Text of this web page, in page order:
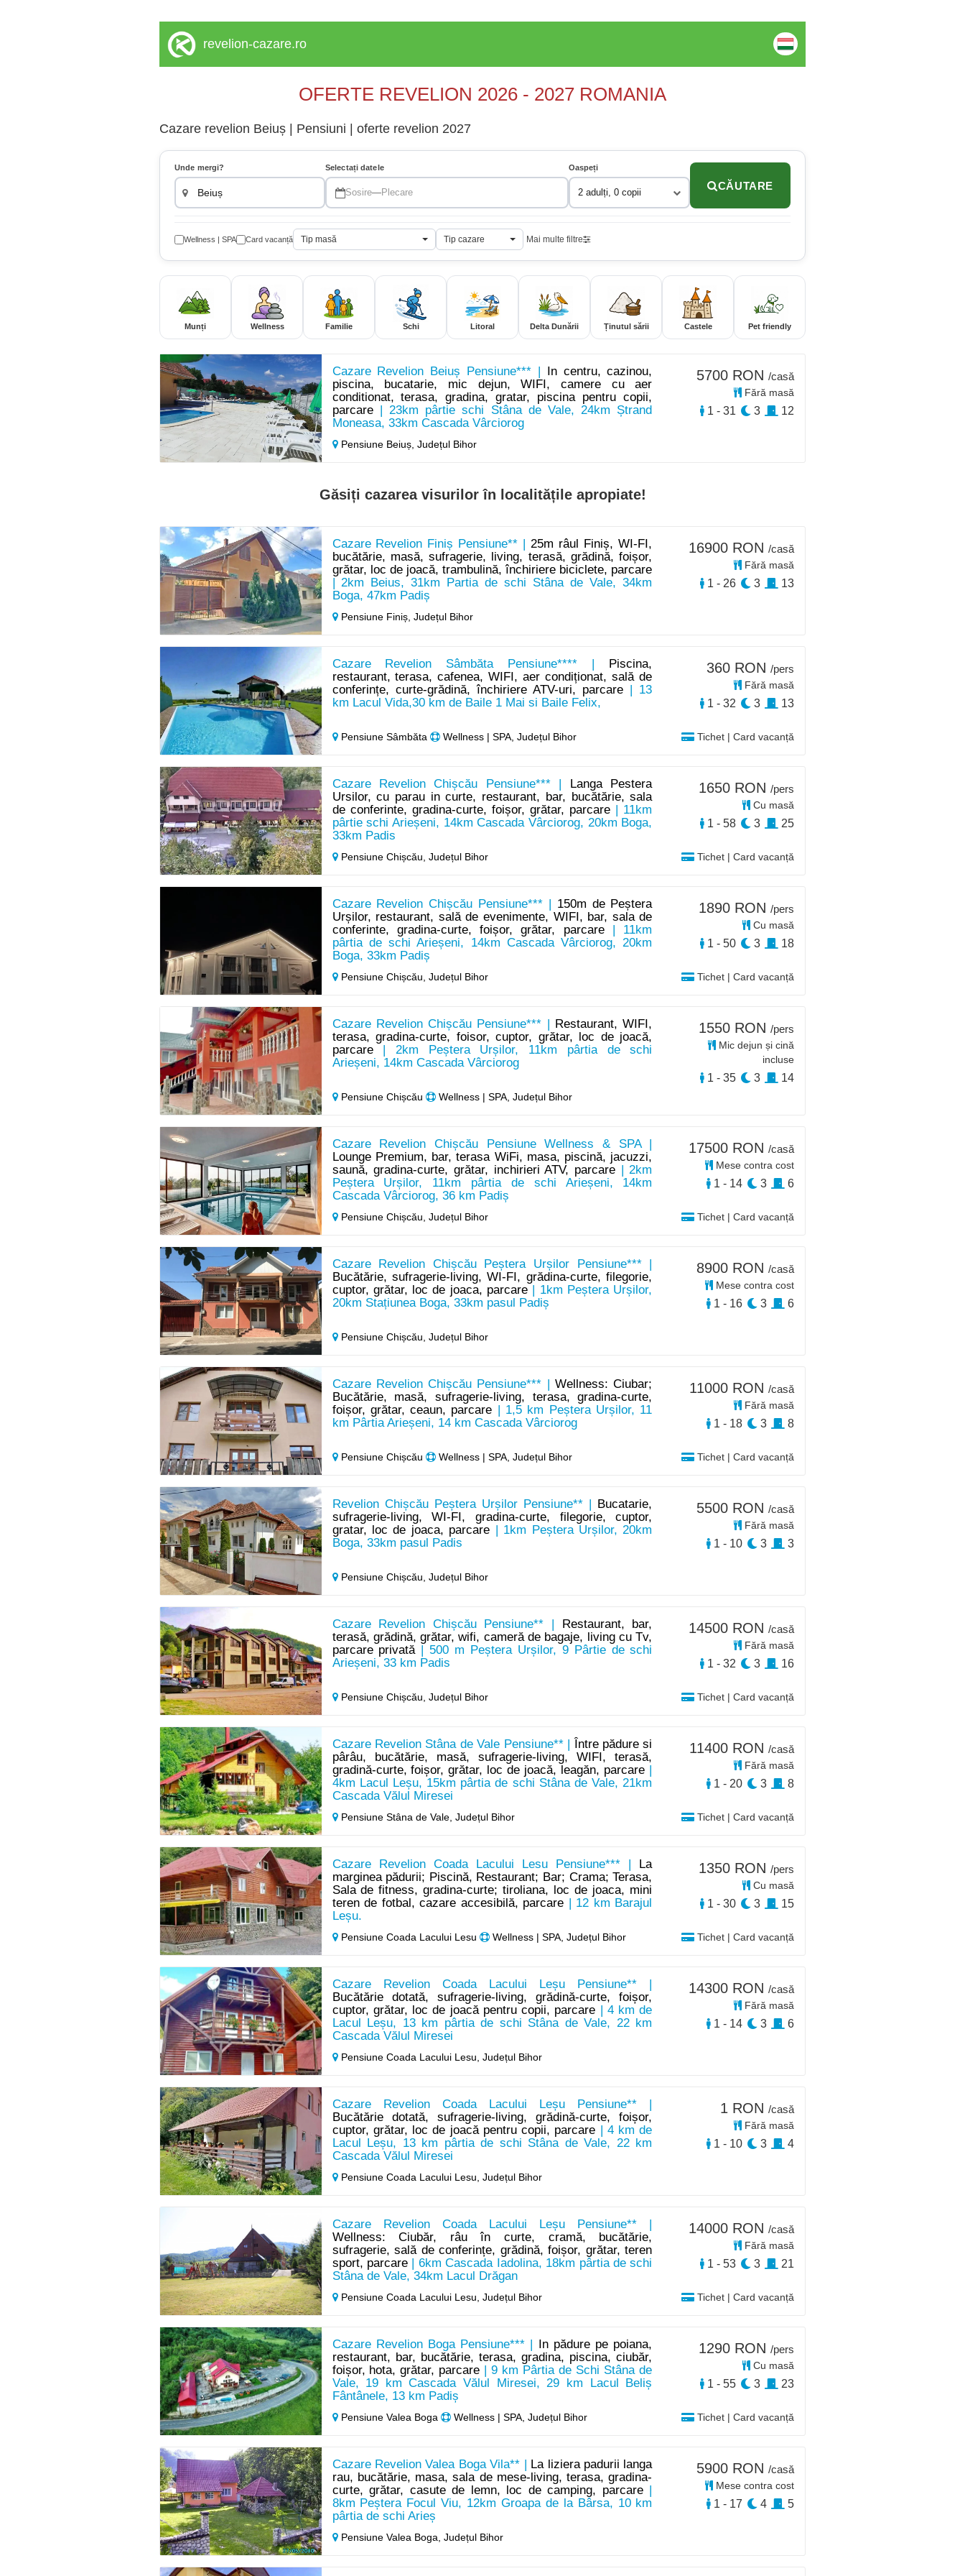
revelion-cazare.ro
OFERTE REVELION 2026 - 2027 ROMANIA
Cazare revelion Beiuș | Pensiuni | oferte revelion 2027
Unde mergi? Selectați datele
Sosire—Plecare
Oaspeți
2 adulți, 0 copii
CĂUTARE
Wellness | SPA Card vacanță Tip masă Tip cazare Mai multe filtre
Munți Wellness Familie Schi Litoral Delta Dunării Ținutul sării Castele Pet friendly
Cazare Revelion Beiuș Pensiune*** |
In centru, cazinou,
piscina, bucatarie, mic dejun, WIFI, camere cu aer
conditionat, terasa, gradina, gratar, piscina pentru copii,
parcare| 23km pârtie schi Stâna de Vale, 24km Ștrand
Moneasa, 33km Cascada Vârciorog
Pensiune Beiuș, Județul Bihor
5700 RON /casă
Fără masă
1 - 31 3 12
Găsiți cazarea visurilor în localitățile apropiate!
Cazare Revelion Finiș Pensiune** |25m râul Finiș, WI-FI,
bucătărie, masă, sufragerie, living, terasă, grădină, foișor,
grătar, loc de joacă, trambulină, închiriere biciclete, parcare
| 2km Beius, 31km Partia de schi Stâna de Vale, 34km
Boga, 47km Padiș
Pensiune Finiș, Județul Bihor
16900 RON /casă
Fără masă
1 - 26 3 13
Cazare Revelion Sâmbăta Pensiune**** |
Piscina,
restaurant, terasa, cafenea, WIFI, aer condiționat, sală de
conferințe, curte-grădină, închiriere ATV-uri, parcare | 13
km Lacul Vida,30 km de Baile 1 Mai si Baile Felix,
Pensiune Sâmbăta Wellness | SPA, Județul Bihor Tichet | Card vacanță
360 RON /pers
Fără masă
1 - 32 3 13
Cazare Revelion Chișcău Pensiune*** |
Langa Pestera
Ursilor, cu parau in curte, restaurant, bar, bucătărie, sala
de conferinte, gradina-curte, foișor, grătar, parcare | 11km
pârtie schi Arieșeni, 14km Cascada Vârciorog, 20km Boga,
33km Padis
Pensiune Chișcău, Județul Bihor Tichet | Card vacanță
1650 RON /pers
Cu masă
1 - 58 3 25
Cazare Revelion Chișcău Pensiune*** | 150m de Peștera
Urșilor, restaurant, sală de evenimente, WIFI, bar, sala de
conferinte, gradina-curte, foișor, grătar, parcare| 11km
pârtia de schi Arieșeni, 14km Cascada Vârciorog, 20km
Boga, 33km Padiș
Pensiune Chișcău, Județul Bihor Tichet | Card vacanță
1890 RON /pers
Cu masă
1 - 50 3 18
Cazare Revelion Chișcău Pensiune*** |
Restaurant, WIFI,
terasa, gradina-curte, foisor, cuptor, grătar, loc de joacă,
parcare| 2km Peștera Urșilor, 11km pârtia de schi
Arieșeni, 14km Cascada Vârciorog
Pensiune Chișcău Wellness | SPA, Județul Bihor
1550 RON /pers
Mic dejun și cină
incluse
1 - 35 3 14
Cazare Revelion Chișcău Pensiune Wellness & SPA |
Lounge Premium, bar, terasa WiFi, masa, piscină, jacuzzi,
saună, gradina-curte, grătar, inchirieri ATV, parcare | 2km
Peștera Urșilor, 11km pârtia de schi Arieșeni, 14km
Cascada Vârciorog, 36 km Padiș
Pensiune Chișcău, Județul Bihor Tichet | Card vacanță
17500 RON /casă
Mese contra cost
1 - 14 3 6
Cazare Revelion Chișcău Peștera Urșilor Pensiune*** |
Bucătărie, sufragerie-living, WI-FI, grădina-curte, filegorie,
cuptor, grătar, loc de joaca, parcare | 1km Peștera Urșilor,
20km Stațiunea Boga, 33km pasul Padiș
Pensiune Chișcău, Județul Bihor
8900 RON /casă
Mese contra cost
1 - 16 3 6
Cazare Revelion Chișcău Pensiune*** |Wellness: Ciubar;
Bucătărie, masă, sufragerie-living, terasa, gradina-curte,
foișor, grătar, ceaun, parcare | 1,5 km Peștera Urșilor, 11
km Pârtia Arieșeni, 14 km Cascada Vârciorog
Pensiune Chișcău Wellness | SPA, Județul Bihor Tichet | Card vacanță
11000 RON /casă
Fără masă
1 - 18 3 8
Revelion Chișcău Peștera Urșilor Pensiune** |
Bucatarie,
sufragerie-living, WI-FI, gradina-curte, filegorie, cuptor,
gratar, loc de joaca, parcare | 1km Peștera Urșilor, 20km
Boga, 33km pasul Padis
Pensiune Chișcău, Județul Bihor
5500 RON /casă
Fără masă
1 - 10 3 3
Cazare Revelion Chișcău Pensiune** |
Restaurant, bar,
terasă, grădină, grătar, wifi, cameră de bagaje, living cu Tv,
parcare privată| 500 m Peștera Urșilor, 9 Pârtie de schi
Arieșeni, 33 km Padis
Pensiune Chișcău, Județul Bihor Tichet | Card vacanță
14500 RON /casă
Fără masă
1 - 32 3 16
Cazare Revelion Stâna de Vale Pensiune** |
Între pădure si
pârâu, bucătărie, masă, sufragerie-living, WIFI, terasă,
gradină-curte, foișor, grătar, loc de joacă, leagăn, parcare
4km Lacul Leșu, 15km pârtia de schi Stâna de Vale, 21km
Cascada Vălul Miresei
Pensiune Stâna de Vale, Județul Bihor Tichet | Card vacanță
11400 RON /casă
Fără masă
1 - 20 3 8
Cazare Revelion Coada Lacului Lesu Pensiune*** |
La
marginea pădurii; Piscină, Restaurant; Bar; Crama; Terasa,
Sala de fitness, gradina-curte; tiroliana, loc de joaca, mini
teren de fotbal, cazare accesibilă, parcare | 12 km Barajul
Leșu.
Pensiune Coada Lacului Lesu Wellness | SPA, Județul Bihor Tichet | Card vacanță
1350 RON /pers
Cu masă
1 - 30 3 15
Cazare Revelion Coada Lacului Leșu Pensiune** |
Bucătărie dotată, sufragerie-living, grădină-curte, foișor,
cuptor, grătar, loc de joacă pentru copii, parcare | 4 km de
Lacul Leșu, 13 km pârtia de schi Stâna de Vale, 22 km
Cascada Vălul Miresei
Pensiune Coada Lacului Lesu, Județul Bihor
14300 RON /casă
Fără masă
1 - 14 3 6
Cazare Revelion Coada Lacului Leșu Pensiune** |
Bucătărie dotată, sufragerie-living, grădină-curte, foișor,
cuptor, grătar, loc de joacă pentru copii, parcare | 4 km de
Lacul Leșu, 13 km pârtia de schi Stâna de Vale, 22 km
Cascada Vălul Miresei
Pensiune Coada Lacului Lesu, Județul Bihor
1 RON /casă
Fără masă
1 - 10 3 4
Cazare Revelion Coada Lacului Leșu Pensiune** |
Wellness: Ciubăr, râu în curte, cramă, bucătărie,
sufragerie, sală de conferințe, grădină, foișor, grătar, teren
sport, parcare| 6km Cascada Iadolina, 18km pârtia de schi
Stâna de Vale, 34km Lacul Drăgan
Pensiune Coada Lacului Lesu, Județul Bihor Tichet | Card vacanță
14000 RON /casă
Fără masă
1 - 53 3 21
Cazare Revelion Boga Pensiune*** |
In pădure pe poiana,
restaurant, bar, bucătărie, terasa, gradina, piscina, ciubăr,
foișor, hota, grătar, parcare | 9 km Pârtia de Schi Stâna de
Vale, 19 km Cascada Vălul Miresei, 29 km Lacul Beliș
Fântânele, 13 km Padiș
Pensiune Valea Boga Wellness | SPA, Județul Bihor Tichet | Card vacanță
1290 RON /pers
Cu masă
1 - 55 3 23
Cazare Revelion Valea Boga Vila** |
La liziera padurii langa
rau, bucătărie, masa, sala de mese-living, terasa, gradina-
curte, grătar, casute de lemn, loc de camping, parcare|
8km Peștera Focul Viu, 12km Groapa de la Bârsa, 10 km
pârtia de schi Arieș
Pensiune Valea Boga, Județul Bihor
5900 RON /casă
Mese contra cost
1 - 17 4 5